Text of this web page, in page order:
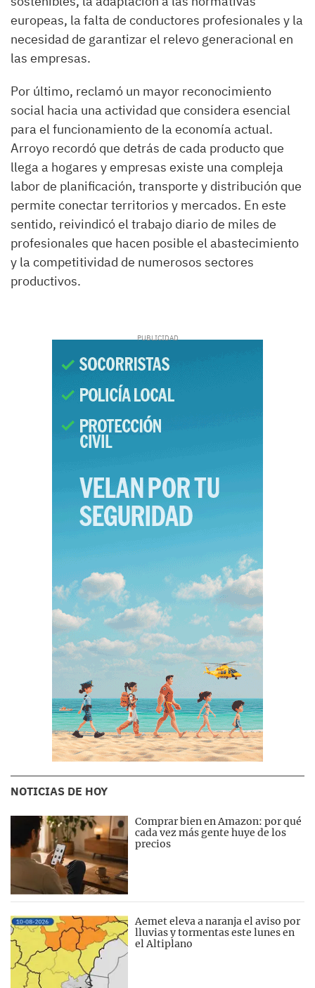
europeas, la falta de conductores profesionales y la
necesidad de garantizar el relevo generacional en
las empresas.
Por último, reclamó un mayor reconocimiento
social hacia una actividad que considera esencial
para el funcionamiento de la economía actual.
Arroyo recordó que detrás de cada producto que
llega a hogares y empresas existe una compleja
labor de planificación, transporte y distribución que
permite conectar territorios y mercados. En este
sentido, reivindicó el trabajo diario de miles de
profesionales que hacen posible el abastecimiento
y la competitividad de numerosos sectores
productivos.
NOTICIAS DE HOY
Comprar bien en Amazon: por qué
cada vez más gente huye de los
precios
Aemet eleva a naranja el aviso por
lluvias y tormentas este lunes en
el Altiplano